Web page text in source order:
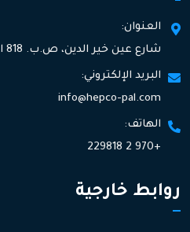
العنوان:
شارع عين خير الدين، ص.ب. 818 الخليل- فلسطين
البريد الإلكتروني:
info@hepco-pal.com
الهاتف:
+970 2 229818
روابط خارجية